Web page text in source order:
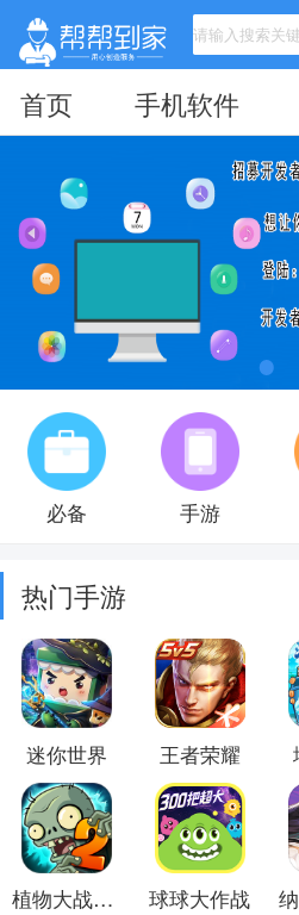
首页 手机软件
必备 手游
热门手游
迷你世界 王者荣耀
植物大战僵尸2 球球大作战